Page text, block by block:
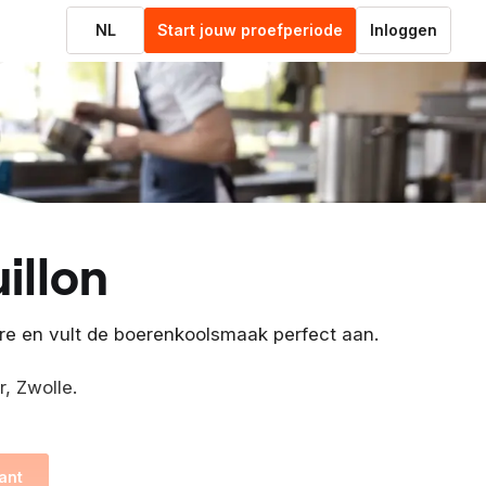
NL Start jouw proefperiode Inloggen
en vult de boerenkoolsmaak perfect aan.
Zwolle.